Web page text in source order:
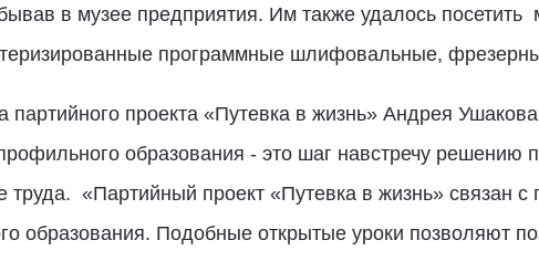
в музее предприятия. Им также удалось посетить
программные шлифовальные,
партийного проекта «Путевка в жизнь» Андрея
образования - это шаг навстречу решению
«Партийный проект «Путевка в жизнь» связан с
образования. Подобные открытые уроки позволяют